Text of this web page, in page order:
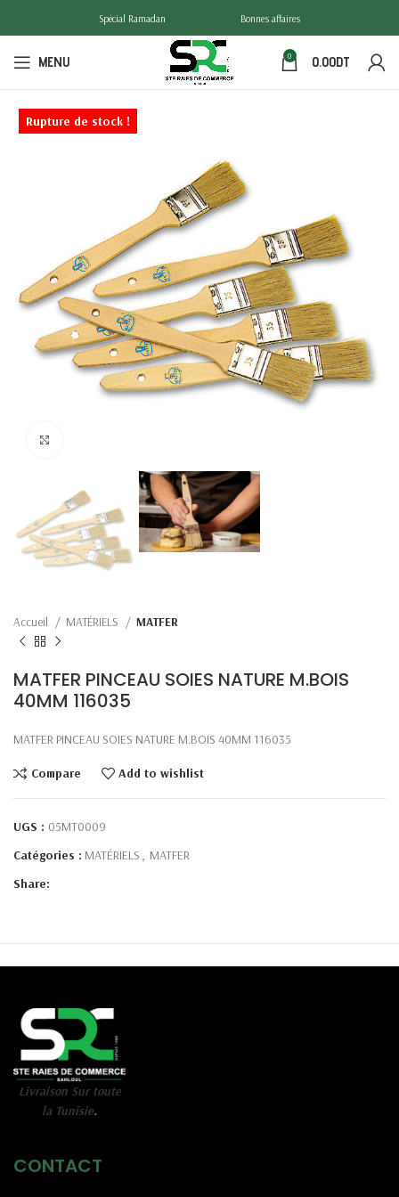
Spécial Ramadan Bonnes affaires
MENU 0 0.00DT
Rupture de stock !
Accueil MATÉRIELS MATFER
MATFER PINCEAU SOIES NATURE M.BOIS
40MM 116035
MATFER PINCEAU SOIES NATURE M.BOIS 40MM 116035
Compare Add to wishlist
UGS : 05MT0009
Catégories : MATÉRIELS , MATFER
Share:
Livraison Sur toute
la Tunisie.
CONTACT